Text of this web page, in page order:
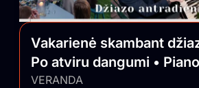
Vakarienė skambant
Po atviru dangumi •
VERANDA